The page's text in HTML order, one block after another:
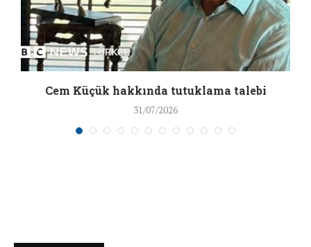
Cem Küçük hakkında tutuklama talebi
31/07/2026